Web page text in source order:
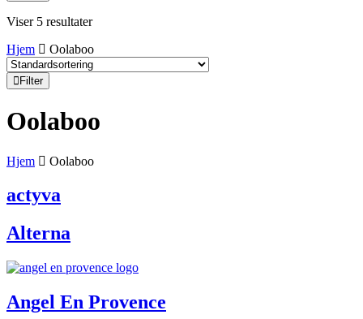
Viser 5 resultater
Hjem
Oolaboo
Filter
Oolaboo
Hjem Oolaboo
actyva
Alterna
Angel En Provence